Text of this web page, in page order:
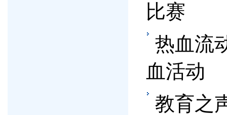
比赛
热血流
血活动
教育之